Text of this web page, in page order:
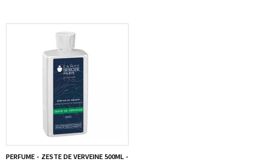
PERFUME - ZESTE DE VERVEINE 500ML -